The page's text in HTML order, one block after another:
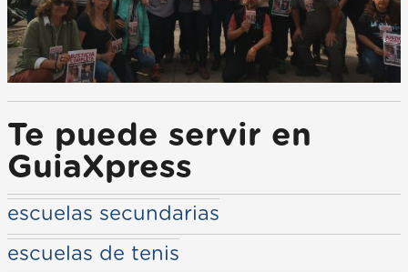
Te puede servir en
GuiaXpress
escuelas secundarias
escuelas de tenis